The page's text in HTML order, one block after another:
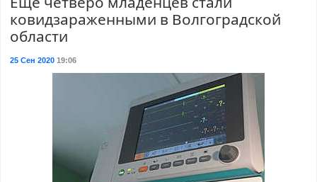
ковидзараженными в Волгоградской
области
25 Сен 202019:06